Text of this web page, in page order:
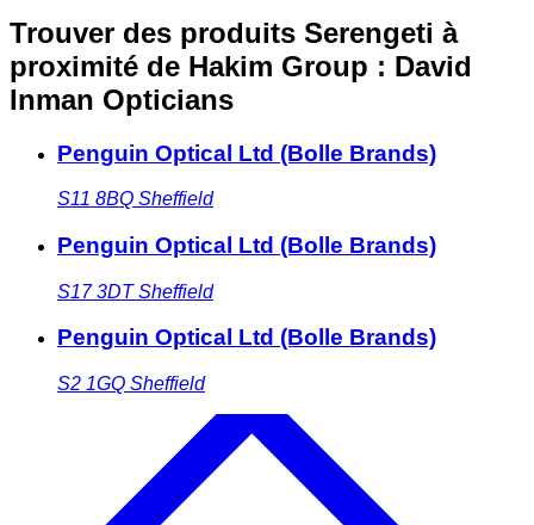
Trouver des produits Serengeti à
proximité de Hakim Group : David
Inman Opticians
Penguin Optical Ltd (Bolle Brands)
S11 8BQ Sheffield
Penguin Optical Ltd (Bolle Brands)
S17 3DT Sheffield
Penguin Optical Ltd (Bolle Brands)
S2 1GQ Sheffield